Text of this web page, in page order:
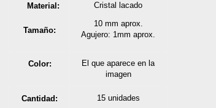
Material: Cristal lacado
Tamaño:
10 mm aprox.
Agujero: 1mm aprox.
Color:
El que aparece en la
imagen
Cantidad: 15 unidades